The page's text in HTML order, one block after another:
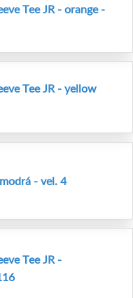
Tee JR - orange -
Tee JR - yellow
- vel. 4
Tee JR -